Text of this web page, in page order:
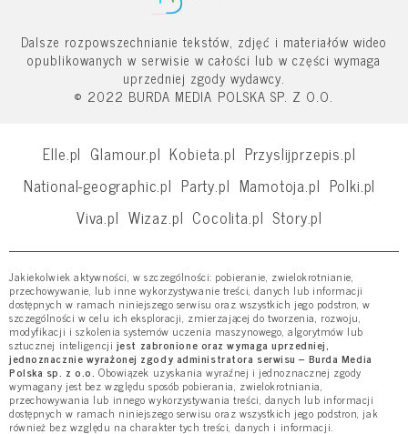
Dalsze rozpowszechnianie tekstów, zdjęć i materiałów wideo
opublikowanych w serwisie w całości lub w części wymaga
uprzedniej zgody wydawcy.
© 2022 BURDA MEDIA POLSKA SP. Z O.O.
Elle.pl Glamour.pl Kobieta.pl Przyslijprzepis.pl
National-geographic.pl Party.pl Mamotoja.pl Polki.pl
Viva.pl Wizaz.pl Cocolita.pl Story.pl
Jakiekolwiek aktywności, w szczególności: pobieranie, zwielokrotnianie,
przechowywanie, lub inne wykorzystywanie treści, danych lub informacji
dostępnych w ramach niniejszego serwisu oraz wszystkich jego podstron, w
szczególności w celu ich eksploracji, zmierzającej do tworzenia, rozwoju,
modyfikacji i szkolenia systemów uczenia maszynowego, algorytmów lub
sztucznej inteligencji jest zabronione oraz wymaga uprzedniej,
jednoznacznie wyrażonej zgody administratora serwisu – Burda Media
Polska sp. z o.o. Obowiązek uzyskania wyraźnej i jednoznacznej zgody
wymagany jest bez względu sposób pobierania, zwielokrotniania,
przechowywania lub innego wykorzystywania treści, danych lub informacji
dostępnych w ramach niniejszego serwisu oraz wszystkich jego podstron, jak
również bez względu na charakter tych treści, danych i informacji.